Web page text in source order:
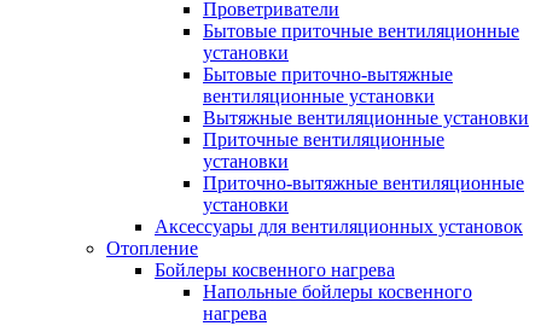
Проветриватели
Бытовые приточные вентиляционные
установки
Бытовые приточно-вытяжные
вентиляционные установки
Вытяжные вентиляционные установки
Приточные вентиляционные
установки
Приточно-вытяжные вентиляционные
установки
Аксессуары для вентиляционных установок
Отопление
Бойлеры косвенного нагрева
Напольные бойлеры косвенного
нагрева